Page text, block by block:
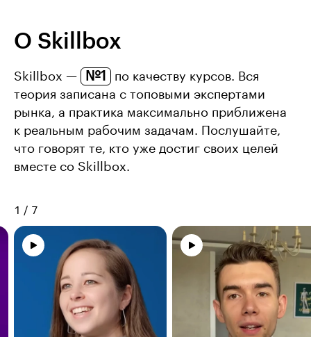
О Skillbox
Skillbox — №1
по качеству курсов. Вся
теория записана с топовыми экспертами
рынка, а практика максимально приближена
к реальным рабочим задачам. Послушайте,
что говорят те, кто уже достиг своих целей
вместе со Skillbox.
1 / 7